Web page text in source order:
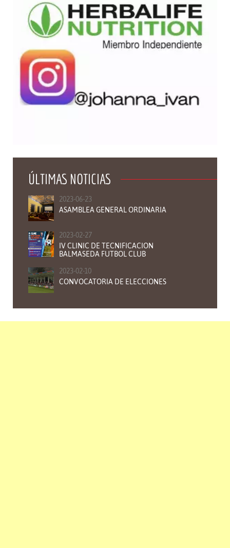
ÚLTIMAS NOTICIAS
2023-06-23
ASAMBLEA GENERAL ORDINARIA
2023-02-27
IV CLINIC DE TECNIFICACION
BALMASEDA FUTBOL CLUB
2023-02-10
CONVOCATORIA DE ELECCIONES